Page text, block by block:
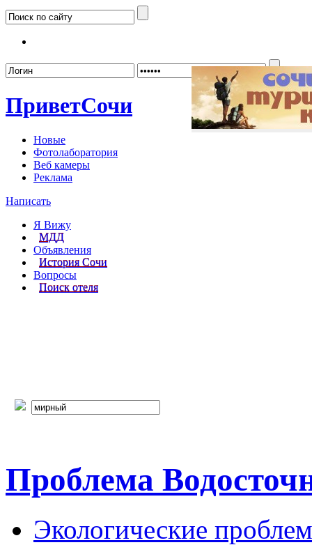
ПриветСочи
Новые
Фотолаборатория
Веб камеры
Реклама
Написать
Я Вижу
МДД
Объявления
История Сочи
Вопросы
Поиск отеля
Проблема
Экологические